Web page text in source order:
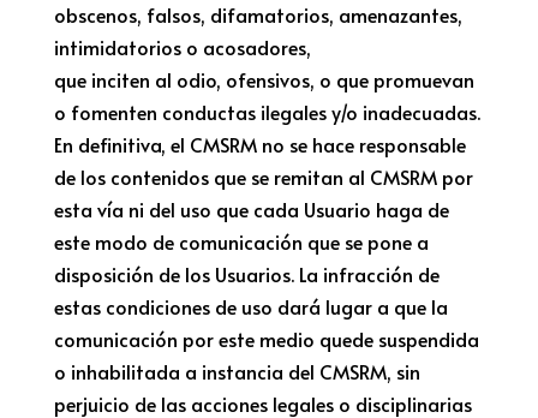
obscenos, falsos, difamatorios, amenazantes,
intimidatorios o acosadores,
que inciten al odio, ofensivos, o que promuevan
o fomenten conductas ilegales y/o inadecuadas.
En definitiva, el CMSRM no se hace responsable
de los contenidos que se remitan al CMSRM por
esta vía ni del uso que cada Usuario haga de
este modo de comunicación que se pone a
disposición de los Usuarios. La infracción de
estas condiciones de uso dará lugar a que la
comunicación por este medio quede suspendida
o inhabilitada a instancia del CMSRM, sin
perjuicio de las acciones legales o disciplinarias